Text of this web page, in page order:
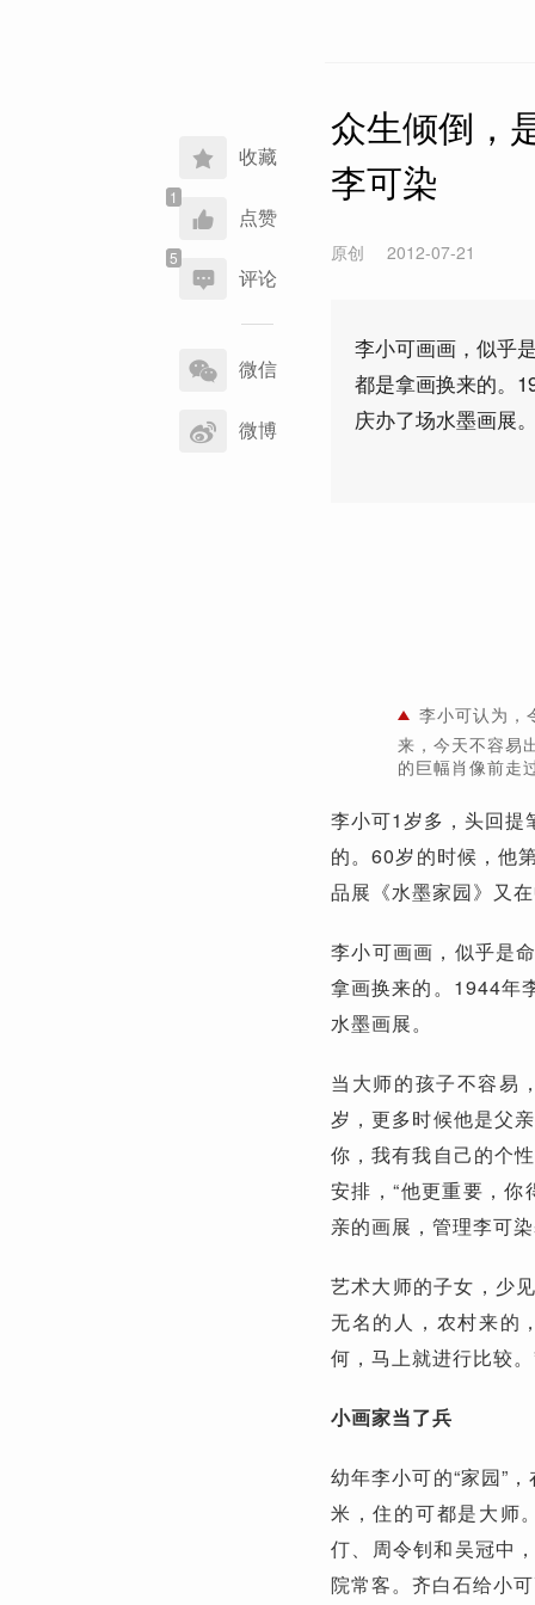
收藏
点赞
评论
享
到
微信
微博
众生倾倒，
李可染
原创 2012-07-21
李小可画画，似乎
都是拿画换来的。
庆办了场水墨画展
李小可认为，
来，今天不容易
的巨幅肖像前走
李小可1岁多，头回提
的。60岁的时候，他
品展《水墨家园》又
李小可画画，似乎是
拿画换来的。1944年
水墨画展。
当大师的孩子不容易
岁，更多时候他是父
你，我有我自己的个
安排，“他更重要，
亲的画展，管理李可
艺术大师的子女，少
无名的人，农村来的
何，马上就进行比较
小画家当了兵
幼年李小可的“家园”
米，住的可都是大师
仃、周令钊和吴冠中
院常客。齐白石给小